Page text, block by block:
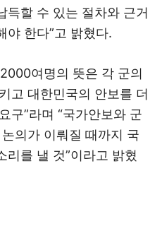
득할 수 있는 절차와 근거
야 한다”고 밝혔다.
여명의 뜻은 각 군의
고 대한민국의 안보를 더
구”라며 “국가안보와 군
의가 이뤄질 때까지 국
리를 낼 것”이라고 밝혔